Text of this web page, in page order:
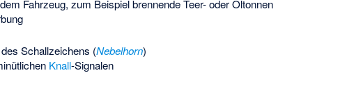
Fahrzeug, zum Beispiel brennende Teer- oder Öltonnen
Schallzeichens (Nebelhorn)
Knall-Signalen